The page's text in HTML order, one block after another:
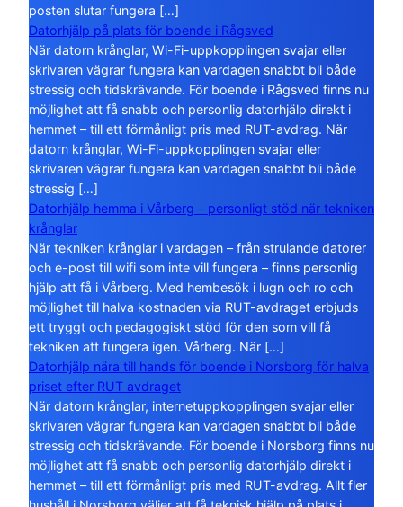
posten slutar fungera […]
Datorhjälp på plats för boende i Rågsved
När datorn krånglar, Wi-Fi-uppkopplingen svajar eller
skrivaren vägrar fungera kan vardagen snabbt bli både
stressig och tidskrävande. För boende i Rågsved finns nu
möjlighet att få snabb och personlig datorhjälp direkt i
hemmet – till ett förmånligt pris med RUT-avdrag. När
datorn krånglar, Wi-Fi-uppkopplingen svajar eller
skrivaren vägrar fungera kan vardagen snabbt bli både
stressig […]
Datorhjälp hemma i Vårberg – personligt stöd när tekniken
krånglar
När tekniken krånglar i vardagen – från strulande datorer
och e-post till wifi som inte vill fungera – finns personlig
hjälp att få i Vårberg. Med hembesök i lugn och ro och
möjlighet till halva kostnaden via RUT-avdraget erbjuds
ett tryggt och pedagogiskt stöd för den som vill få
tekniken att fungera igen. Vårberg. När […]
Datorhjälp nära till hands för boende i Norsborg för halva
priset efter RUT avdraget
När datorn krånglar, internetuppkopplingen svajar eller
skrivaren vägrar fungera kan vardagen snabbt bli både
stressig och tidskrävande. För boende i Norsborg finns nu
möjlighet att få snabb och personlig datorhjälp direkt i
hemmet – till ett förmånligt pris med RUT-avdrag. Allt fler